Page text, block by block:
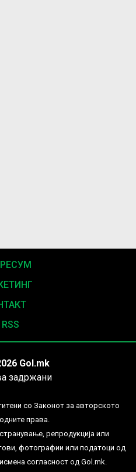
Gol.mk
задржани
со Законот за авторското
права.
репродукција или
фотографии или податоци од
согласност од Gol.mk.